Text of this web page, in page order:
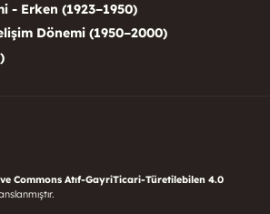
- Erken (1923–1950)
Dönemi (1950–2000)
Commons Atıf-GayriTicari-Türetilebilen 4.0